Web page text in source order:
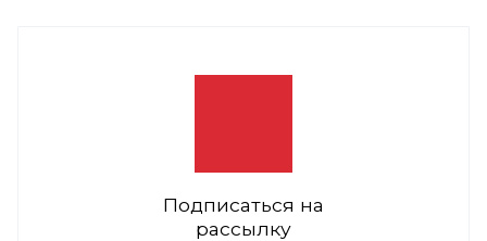
Подписаться на
рассылку